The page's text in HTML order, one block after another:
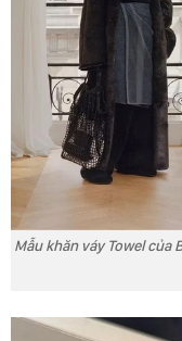
Mẫu khăn váy Towel